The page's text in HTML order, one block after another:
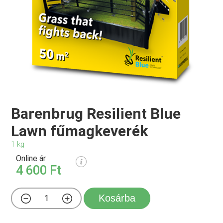
Barenbrug Resilient Blue
Lawn fűmagkeverék
1 kg
Online ár
4 600 Ft
Kosárba